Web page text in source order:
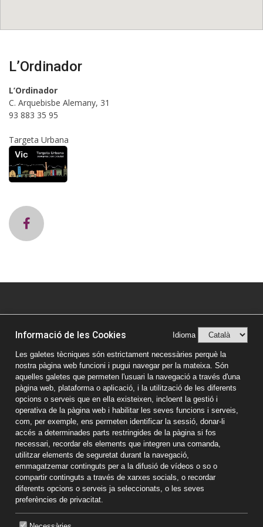
L’Ordinador
L’Ordinador
C. Arquebisbe Alemany, 31
93 883 35 95
Targeta Urbana
© Vic Comerç 2026
Avís legal
Política de privacitat
Política de Cookies
Informació de les Cookies Idioma
Les galetes tècniques són estrictament necessàries perquè la
nostra pàgina web funcioni i pugui navegar per la mateixa. Són
aquelles galetes que permeten l'usuari la navegació a través d'una
pàgina web, plataforma o aplicació, i la utilització de les diferents
opcions o serveis que en ella existeixen, incloent la gestió i
operativa de la pàgina web i habilitar les seves funcions i serveis,
com, per exemple, ens permeten identificar la sessió, donar-li
accés a determinades parts restringides de la pàgina si fos
necessari, recordar els elements que integren una comanda,
utilitzar elements de seguretat durant la navegació,
emmagatzemar continguts per a la difusió de vídeos o so o
compartir continguts a través de xarxes socials, o recordar
diferents opcions o serveis ja seleccionats, o les seves
preferències de privacitat.